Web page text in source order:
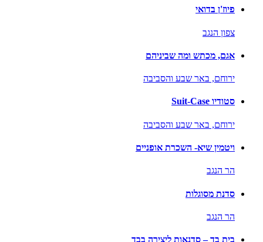
פיוז'ן בדואי
צפון הנגב
אגם, מכתש ומה שביניהם
ירוחם, באר שבע והסביבה
סטודיו Suit-Case
ירוחם, באר שבע והסביבה
ויטמין שיא- השכרת אופניים
הר הנגב
סדנת מסוגלות
הר הנגב
בית בד – סדנאות ליצירה בבד